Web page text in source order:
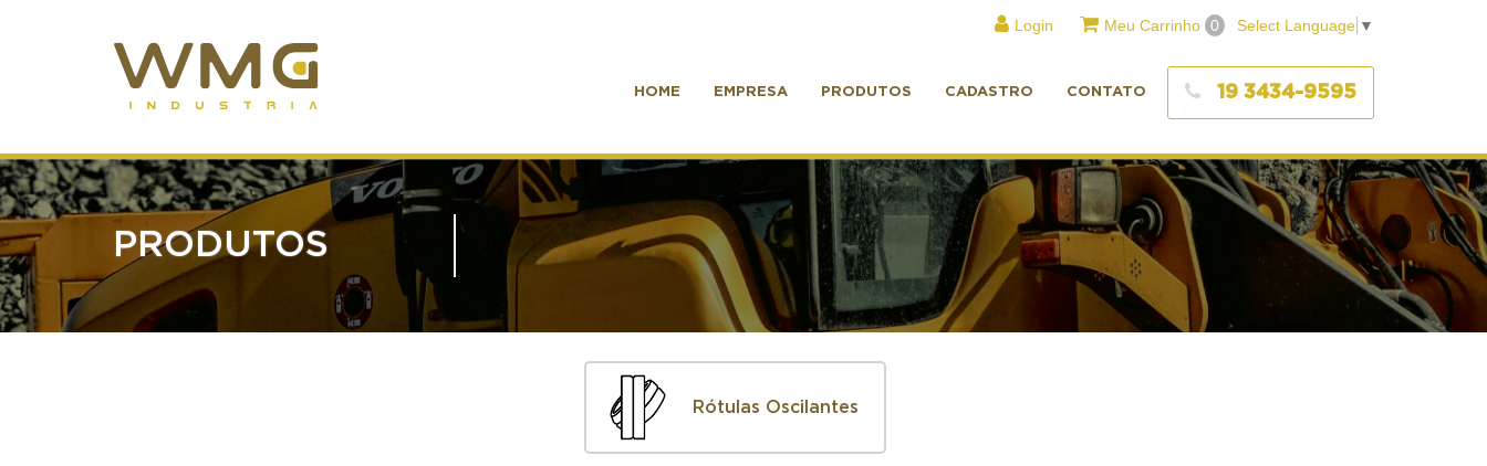
Login Meu Carrinho 0 Select Language ▼
HOME EMPRESA PRODUTOS CADASTRO CONTATO 19 3434-9595
PRODUTOS
Rótulas Oscilantes